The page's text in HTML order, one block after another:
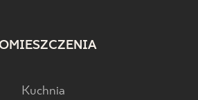
Kuchnia